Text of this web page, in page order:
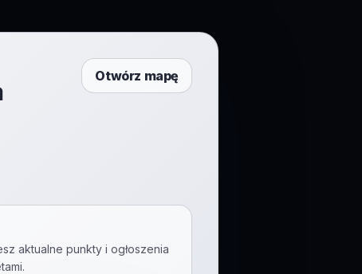
Otwórz mapę
aktualne punkty i ogłoszenia
.